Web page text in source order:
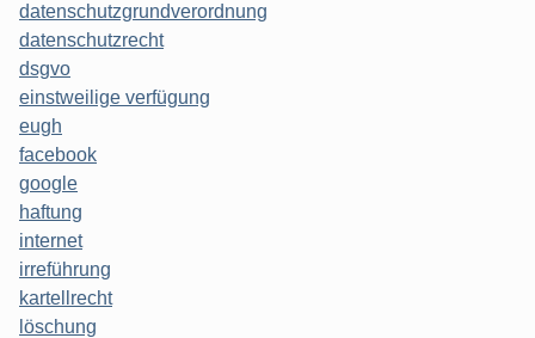
datenschutzgrundverordnung
datenschutzrecht
dsgvo
einstweilige verfügung
eugh
facebook
google
haftung
internet
irreführung
kartellrecht
löschung